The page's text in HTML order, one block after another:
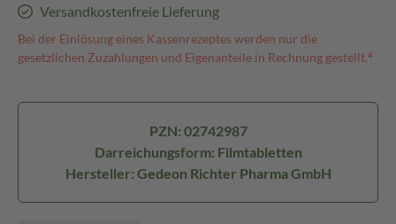
Versandkostenfreie Lieferung
Bei der Einlösung eines Kassenrezeptes werden nur die
gesetzlichen Zuzahlungen und Eigenanteile in Rechnung gestellt.⁴
PZN: 02742987
Darreichungsform: Filmtabletten
Hersteller: Gedeon Richter Pharma GmbH